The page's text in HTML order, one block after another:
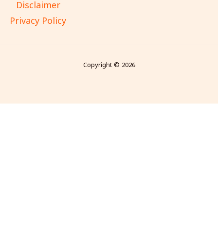
Disclaimer
Privacy Policy
Copyright © 2026